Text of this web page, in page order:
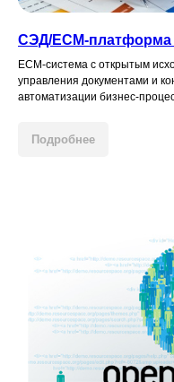
СЭД/ECM-
ECM-система с открытым
управления документами и
автоматизации бизнес-
Подробнее